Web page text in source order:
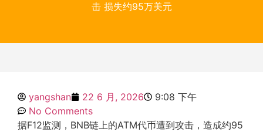
击 损失约95万美元
yangshan 22 6 月, 2026
9:08 下午
No Comments
据F12监测，BNB链上的ATM代币遭到攻击，造成约95